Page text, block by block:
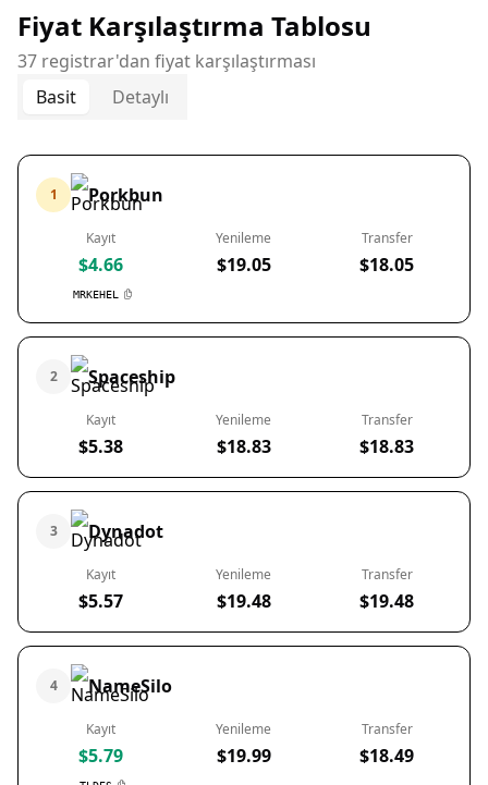
Fiyat Karşılaştırma Tablosu
37 registrar'dan fiyat karşılaştırması
Basit
Detaylı
1 Porkbun
Kayıt
$4.66
MRKEHEL
Yenileme
$19.05
Transfer
$18.05
2 Spaceship
Kayıt
$5.38
Yenileme
$18.83
Transfer
$18.83
3 Dynadot
Kayıt
$5.57
Yenileme
$19.48
Transfer
$19.48
4 NameSilo
Kayıt
$5.79
Yenileme
$19.99
Transfer
$18.49